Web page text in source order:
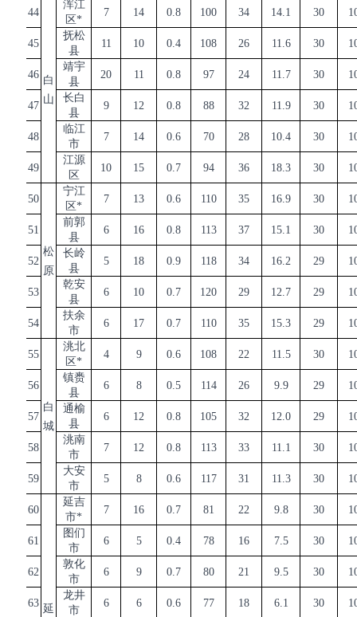
44
白
山
浑江
区*
7 14 0.8 100 34 14.1 30
45
抚松
县
11 10 0.4 108 26 11.6 30
46
靖宇
县
20 11 0.8 97 24 11.7 30
47
长白
县
9 12 0.8 88 32 11.9 30
48
临江
市
7 14 0.6 70 28 10.4 30
49
江源
区
10 15 0.7 94 36 18.3 30
50
松
原
宁江
区*
7 13 0.6 110 35 16.9 30
51
前郭
县
6 16 0.8 113 37 15.1 30
52
长岭
县
5 18 0.9 118 34 16.2 29
53
乾安
县
6 10 0.7 120 29 12.7 29
54
扶余
市
6 17 0.7 110 35 15.3 29
55
白
城
洮北
区*
4 9 0.6 108 22 11.5 30
56
镇赉
县
6 8 0.5 114 26 9.9 29
57
通榆
县
6 12 0.8 105 32 12.0 29
58
洮南
市
7 12 0.8 113 33 11.1 30
59
大安
市
5 8 0.6 117 31 11.3 30
60
延
延吉
市*
7 16 0.7 81 22 9.8 30
61
图们
市
6 5 0.4 78 16 7.5 30
62
敦化
市
6 9 0.7 80 21 9.5 30
63
龙井
市
6 6 0.6 77 18 6.1 30